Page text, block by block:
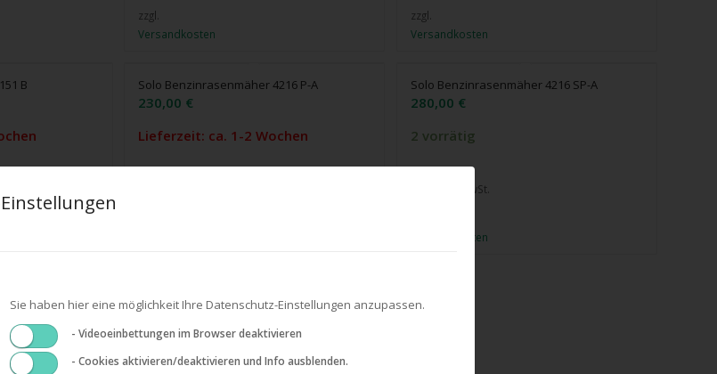
Sie haben hier eine möglichkeit Ihre Datenschutz-Einstellungen anzupassen.
- Videoeinbettungen im Browser deaktivieren
- Cookies aktivieren/deaktivieren und Info ausblenden.
zzgl.
Versandkosten
zzgl.
Versandkosten
B Solo Benzinrasenmäher 4216 P-A
230,00 €
Lieferzeit: ca. 1-2 Wochen
Solo Benzinrasenmäher 4216 SP-A
280,00 €
2 vorrätig
inkl. 19 % MwSt.
Versandkosten